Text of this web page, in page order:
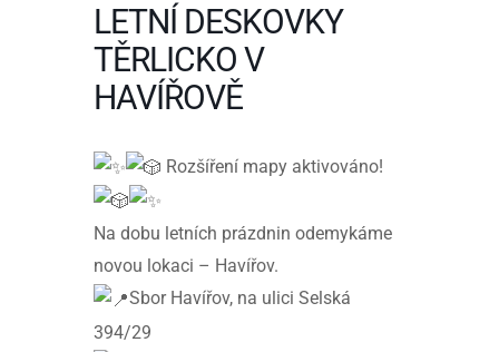
LETNÍ DESKOVKY
TĚRLICKO V
HAVÍŘOVĚ
Rozšíření mapy aktivováno!
Na dobu letních prázdnin odemykáme
novou lokaci – Havířov.
Sbor Havířov, na ulici Selská
394/29